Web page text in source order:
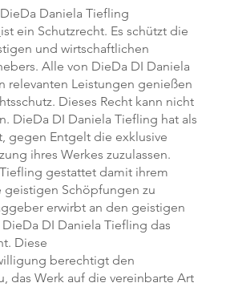
Daniela Tiefling
ist ein Schutzrecht. Es schützt die
und wirtschaftlichen
Alle von DieDa DI Daniela
relevanten Leistungen genießen
Dieses Recht kann nicht
DieDa DI Daniela Tiefling hat als
gegen Entgelt die exklusive
ihres Werkes zuzulassen.
gestattet damit ihrem
geistigen Schöpfungen zu
erwirbt an den geistigen
DI Daniela Tiefling das
Diese
berechtigt den
das Werk auf die vereinbarte Art